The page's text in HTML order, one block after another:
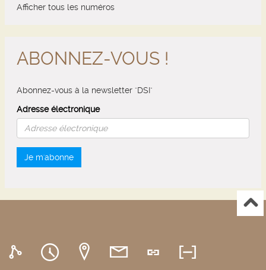
Afficher tous les numéros
ABONNEZ-VOUS !
Abonnez-vous à la newsletter "DSI"
Adresse électronique
Je m'abonne